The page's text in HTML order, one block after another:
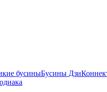
бусиныБусины Дзи